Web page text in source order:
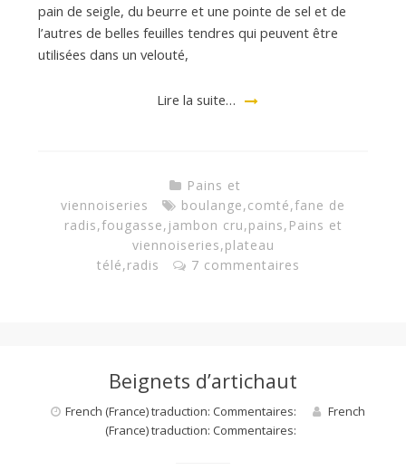
pain de seigle, du beurre et une pointe de sel et de
l’autres de belles feuilles tendres qui peuvent être
utilisées dans un velouté,
Lire la suite…
Pains et
viennoiseries
boulange,comté,fane de
radis,fougasse, jambon cru,pains, Pains et
viennoiseries,plateau
télé,radis 7 commentaires
Beignets d’artichaut
French (France) traduction: Commentaires:
French
(France) traduction: Commentaires: